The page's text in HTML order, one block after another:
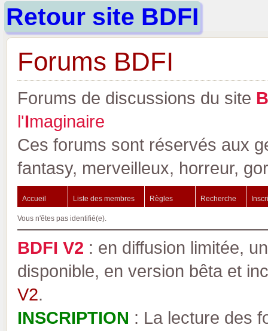
Retour site BDFI
Forums BDFI
Forums de discussions du site B
l'Imaginaire
Ces forums sont réservés aux
fantasy, merveilleux, horreur,
Accueil Liste des membres Règles Recherche
Vous n'êtes pas identifié(e).
BDFI V2 : en diffusion limitée,
disponible, en version bêta et
V2.
INSCRIPTION : La lecture des